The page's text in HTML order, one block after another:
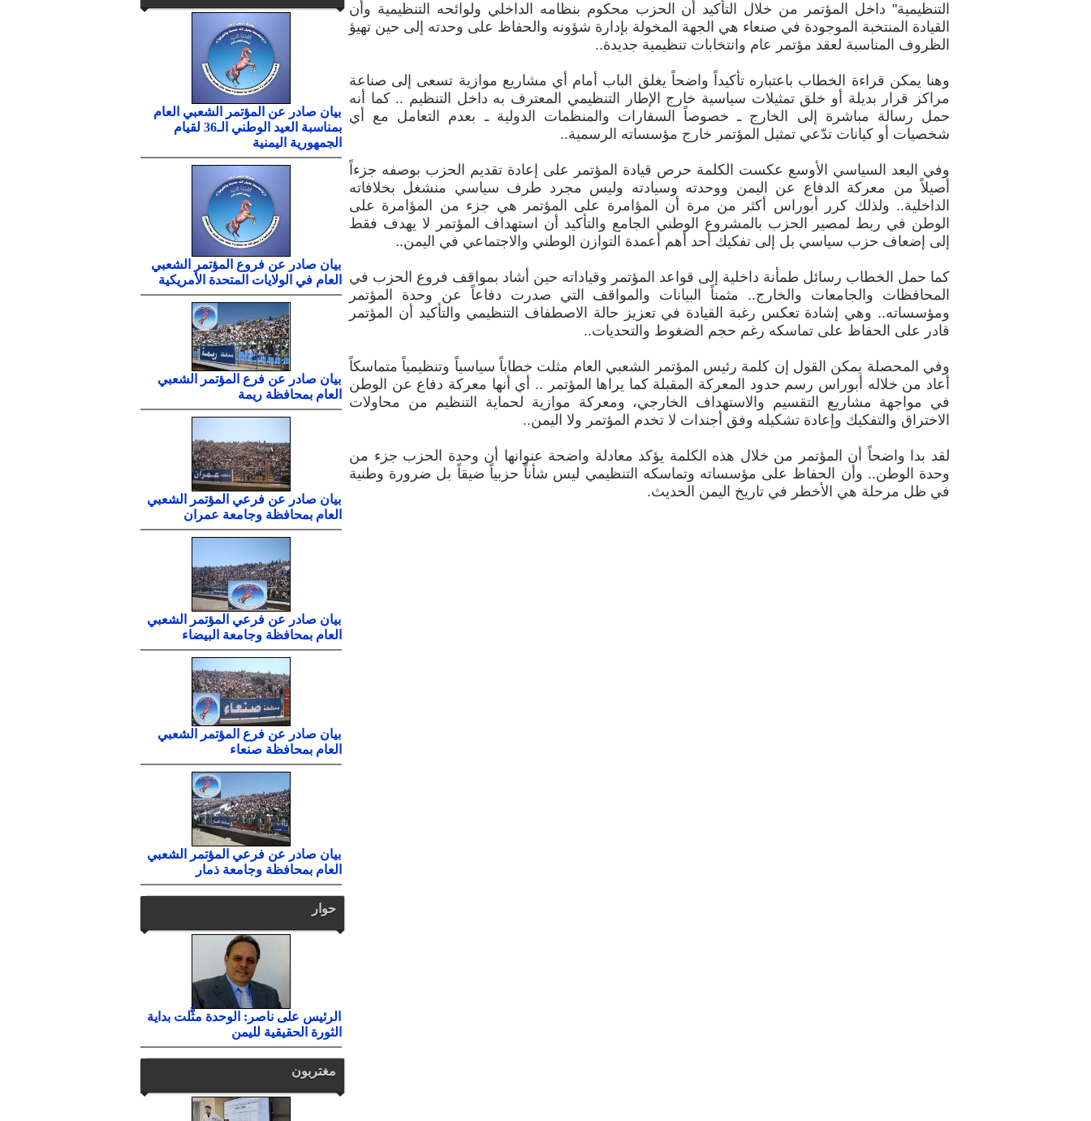
التنظيمية" داخل المؤتمر من خلال التأكيد أن الحزب محكوم بنظامه الداخلي ولوائحه التنظيمية وأن
القيادة المنتخبة الموجودة في صنعاء هي الجهة المخولة بإدارة شؤونه والحفاظ على وحدته إلى حين تهيؤ
الظروف المناسبة لعقد مؤتمر عام وانتخابات تنظيمية جديدة..
وهنا يمكن قراءة الخطاب باعتباره تأكيداً واضحاً يغلق الباب أمام أي مشاريع موازية تسعى إلى صناعة
مراكز قرار بديلة أو خلق تمثيلات سياسية خارج الإطار التنظيمي المعترف به داخل التنظيم .. كما أنه
حمل رسالة مباشرة إلى الخارج ـ خصوصاً السفارات والمنظمات الدولية ـ بعدم التعامل مع أي
شخصيات أو كيانات تدّعي تمثيل المؤتمر خارج مؤسساته الرسمية..
وفي البعد السياسي الأوسع عكست الكلمة حرص قيادة المؤتمر على إعادة تقديم الحزب بوصفه جزءاً
أصيلاً من معركة الدفاع عن اليمن ووحدته وسيادته وليس مجرد طرف سياسي منشغل بخلافاته
الداخلية.. ولذلك كرر أبوراس أكثر من مرة أن المؤامرة على المؤتمر هي جزء من المؤامرة على
الوطن في ربط لمصير الحزب بالمشروع الوطني الجامع والتأكيد أن استهداف المؤتمر لا يهدف فقط
إلى إضعاف حزب سياسي بل إلى تفكيك أحد أهم أعمدة التوازن الوطني والاجتماعي في اليمن..
كما حمل الخطاب رسائل طمأنة داخلية إلى قواعد المؤتمر وقياداته حين أشاد بمواقف فروع الحزب في
المحافظات والجامعات والخارج.. مثمناً البيانات والمواقف التي صدرت دفاعاً عن وحدة المؤتمر
ومؤسساته.. وهي إشادة تعكس رغبة القيادة في تعزيز حالة الاصطفاف التنظيمي والتأكيد أن المؤتمر
قادر على الحفاظ على تماسكه رغم حجم الضغوط والتحديات..
وفي المحصلة يمكن القول إن كلمة رئيس المؤتمر الشعبي العام مثلت خطاباً سياسياً وتنظيمياً متماسكاً
أعاد من خلاله أبوراس رسم حدود المعركة المقبلة كما يراها المؤتمر .. أي أنها معركة دفاع عن الوطن
في مواجهة مشاريع التقسيم والاستهداف الخارجي، ومعركة موازية لحماية التنظيم من محاولات
الاختراق والتفكيك وإعادة تشكيله وفق أجندات لا تخدم المؤتمر ولا اليمن..
لقد بدا واضحاً أن المؤتمر من خلال هذه الكلمة يؤكد معادلة واضحة عنوانها أن وحدة الحزب جزء من
وحدة الوطن.. وأن الحفاظ على مؤسساته وتماسكه التنظيمي ليس شأناً حزبياً ضيقاً بل ضرورة وطنية
في ظل مرحلة هي الأخطر في تاريخ اليمن الحديث.
بيان صادر عن المؤتمر الشعبي العام
بمناسبة العيد الوطني الـ36 لقيام
الجمهورية اليمنية
بيان صادر عن فروع المؤتمر الشعبي
العام في الولايات المتحدة الأمريكية
بيان صادر عن فرع المؤتمر الشعبي
العام بمحافظة ريمة
بيان صادر عن فرعي المؤتمر الشعبي
العام بمحافظة وجامعة عمران
بيان صادر عن فرعي المؤتمر الشعبي
العام بمحافظة وجامعة البيضاء
بيان صادر عن فرع المؤتمر الشعبي
العام بمحافظة صنعاء
بيان صادر عن فرعي المؤتمر الشعبي
العام بمحافظة وجامعة ذمار
حوار
الرئيس على ناصر: الوحدة مثَّلت بداية
الثورة الحقيقية لليمن
مغتربون